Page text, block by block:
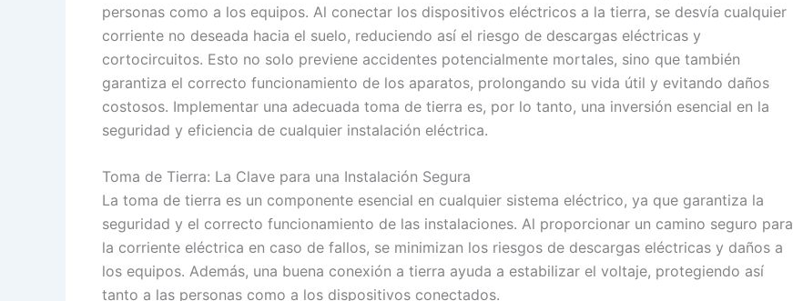
personas como a los equipos. Al conectar los dispositivos eléctricos a la tierra, se desvía cualquier
corriente no deseada hacia el suelo, reduciendo así el riesgo de descargas eléctricas y
cortocircuitos. Esto no solo previene accidentes potencialmente mortales, sino que también
garantiza el correcto funcionamiento de los aparatos, prolongando su vida útil y evitando daños
costosos. Implementar una adecuada toma de tierra es, por lo tanto, una inversión esencial en la
seguridad y eficiencia de cualquier instalación eléctrica.
Toma de Tierra: La Clave para una Instalación Segura
La toma de tierra es un componente esencial en cualquier sistema eléctrico, ya que garantiza la
seguridad y el correcto funcionamiento de las instalaciones. Al proporcionar un camino seguro para
la corriente eléctrica en caso de fallos, se minimizan los riesgos de descargas eléctricas y daños a
los equipos. Además, una buena conexión a tierra ayuda a estabilizar el voltaje, protegiendo así
tanto a las personas como a los dispositivos conectados.